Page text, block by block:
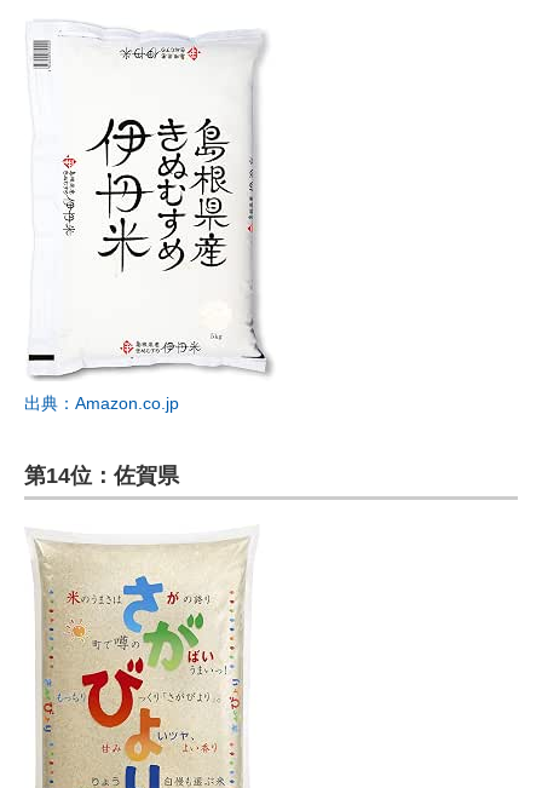
出典：Amazon.co.jp
第14位：佐賀県